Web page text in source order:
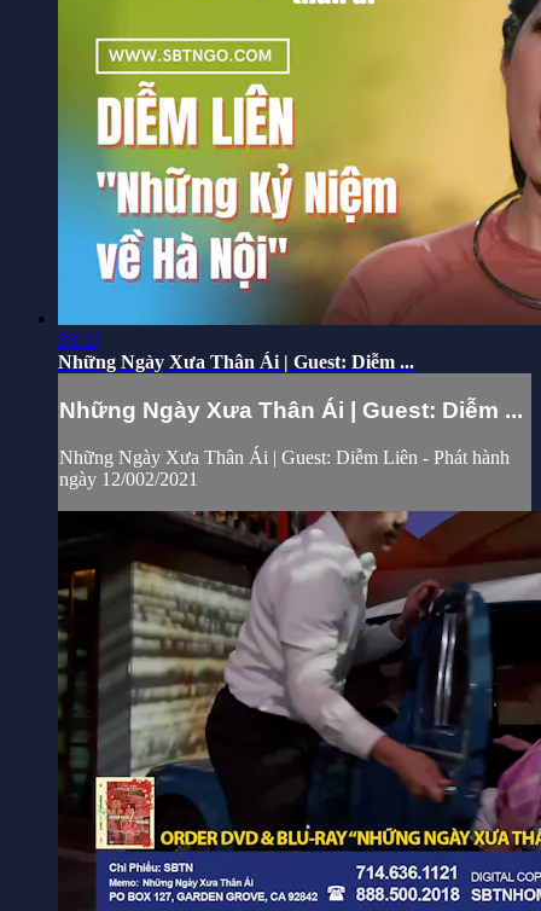
25:37
Những Ngày Xưa Thân Ái | Guest: Diễm ...
Những Ngày Xưa Thân Ái | Guest: Diễm ...
Những Ngày Xưa Thân Ái | Guest: Diễm Liên - Phát hành
ngày 12/002/2021